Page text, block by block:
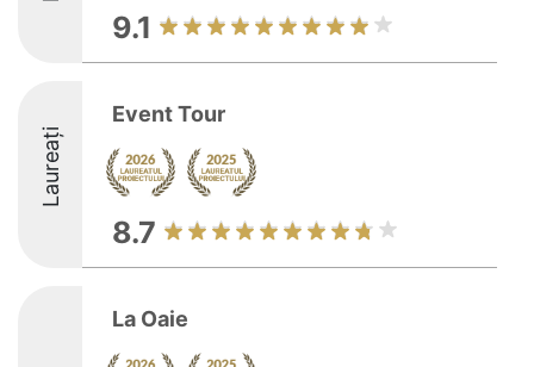
9.1
Laureați
Event Tour
8.7
La Oaie